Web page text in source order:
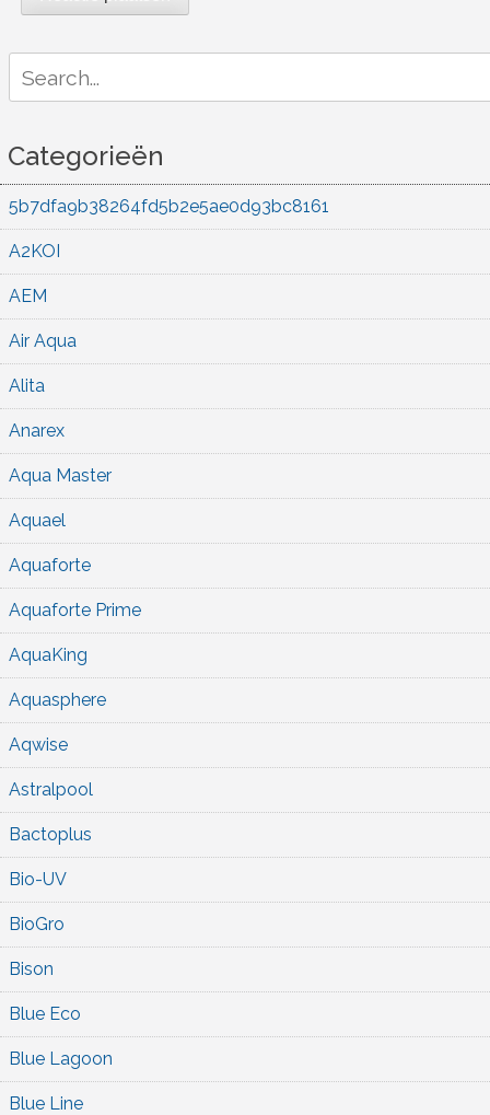
for:
Categorieën
5b7dfa9b38264fd5b2e5ae0d93bc8161
A2KOI
AEM
Air Aqua
Alita
Anarex
Aqua Master
Aquael
Aquaforte
Aquaforte Prime
AquaKing
Aquasphere
Aqwise
Astralpool
Bactoplus
Bio-UV
BioGro
Bison
Blue Eco
Blue Lagoon
Blue Line